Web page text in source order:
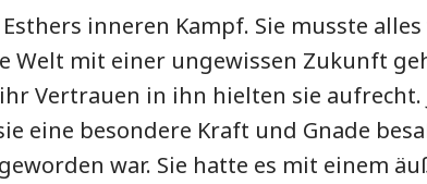
inneren Kampf. Sie musste
Welt mit einer ungewissen Zukunft
Vertrauen in ihn hielten sie aufrecht.
eine besondere Kraft und Gnade
war. Sie hatte es mit einem